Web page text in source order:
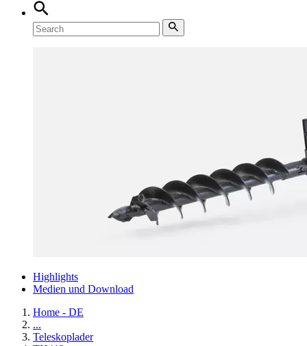
Highlights
Medien und Download
Home - DE
...
Teleskoplader